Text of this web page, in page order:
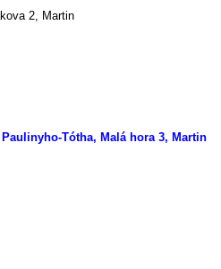
2, Martin
Tótha, Malá hora 3, Martin